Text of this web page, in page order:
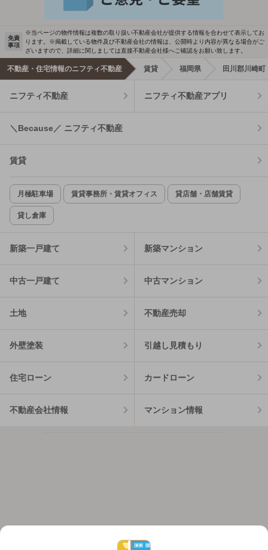
免責
事項
※当ページの物件情報は複数の取り扱い不動産会社が提供する情報を合わせて表示してお
ります。※掲載している物件及び不動産会社の情報は、公開時より内容が異なる場合がご
ざいますので、詳細に関しましては直接不動産会社様へご確認をお願い致します。
不動産・住宅情報のニフティ不動産 賃貸 福岡県 田川郡川崎町
ニフティ不動産 ニフティ不動産アプリ
＼Because／ ニフティ不動産
賃貸
月極駐車場 賃貸事務所・賃貸オフィス 貸店舗・店舗賃貸
貸し倉庫
新築一戸建て 新築マンション
中古一戸建て 中古マンション
土地 不動産売却
外壁塗装 引越し見積もり
住宅ローン カードローン
不動産会社情報 マンション情報